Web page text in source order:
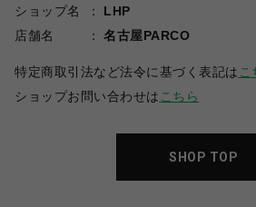
ショップ名
LHP
店舗名
名古屋PARCO
特定商取引法など法令に基づく表記は こ
ショップお問い合わせは こちら
SHOP TOP